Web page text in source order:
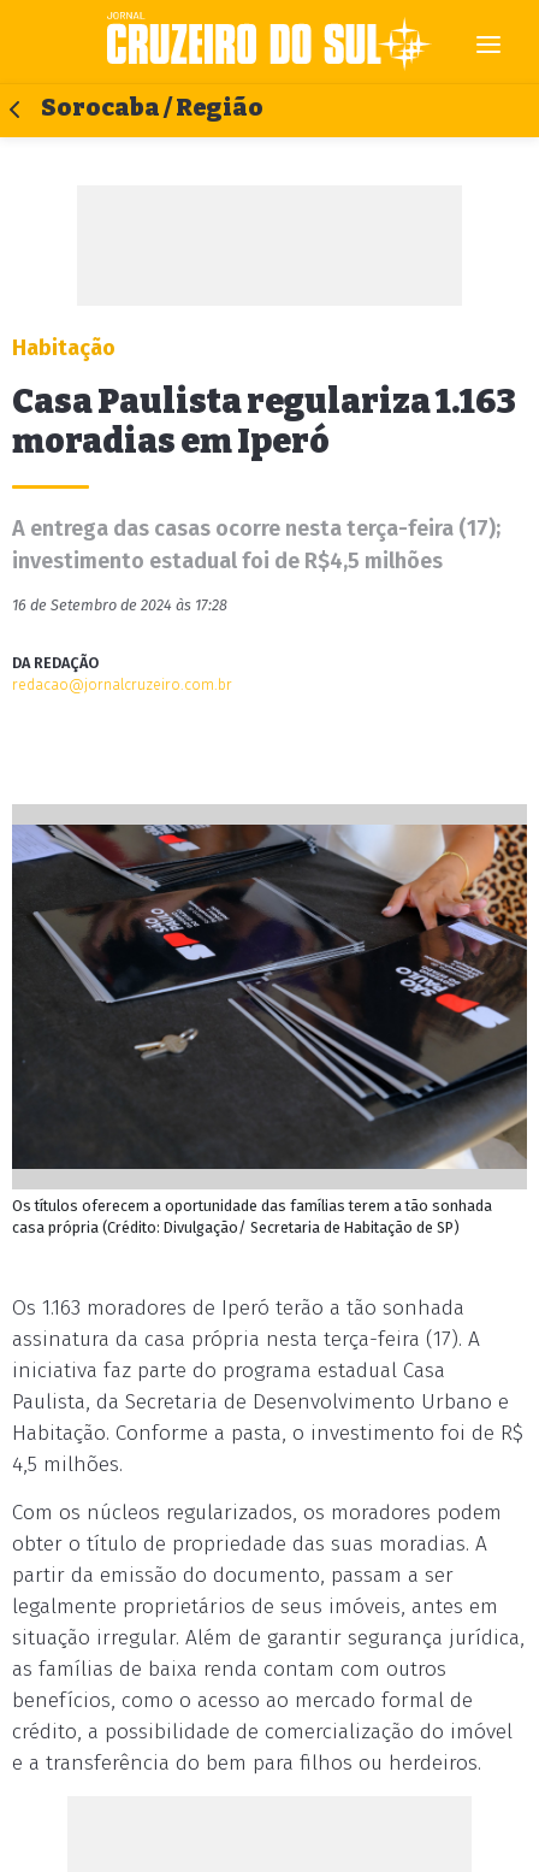
Sorocaba / Região
Habitação
Casa Paulista regulariza 1.163
moradias em Iperó
A entrega das casas ocorre nesta terça-feira (17);
investimento estadual foi de R$4,5 milhões
16 de Setembro de 2024 às 17:28
DA REDAÇÃO
redacao@jornalcruzeiro.com.br
Os títulos oferecem a oportunidade das famílias terem a tão sonhada
casa própria (Crédito: Divulgação/ Secretaria de Habitação de SP)
Os 1.163 moradores de Iperó terão a tão sonhada
assinatura da casa própria nesta terça-feira (17). A
iniciativa faz parte do programa estadual Casa
Paulista, da Secretaria de Desenvolvimento Urbano e
Habitação. Conforme a pasta, o investimento foi de R$
4,5 milhões.
Com os núcleos regularizados, os moradores podem
obter o título de propriedade das suas moradias. A
partir da emissão do documento, passam a ser
legalmente proprietários de seus imóveis, antes em
situação irregular. Além de garantir segurança jurídica,
as famílias de baixa renda contam com outros
benefícios, como o acesso ao mercado formal de
crédito, a possibilidade de comercialização do imóvel
e a transferência do bem para filhos ou herdeiros.